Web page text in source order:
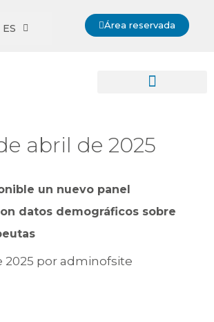
ES Área reservada
abril de 2025
un nuevo panel
datos demográficos sobre
2025 por adminofsite